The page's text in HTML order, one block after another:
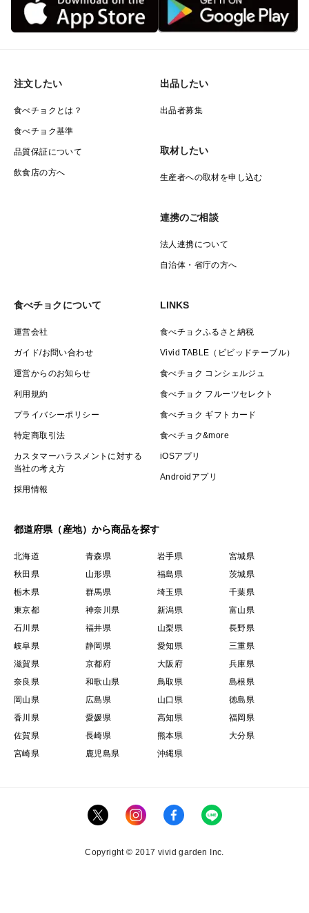
注文したい
食べチョクとは？
食べチョク基準
品質保証について
飲食店の方へ
出品したい
出品者募集
取材したい
生産者への取材を申し込む
連携のご相談
法人連携について
自治体・省庁の方へ
食べチョクについて
運営会社
ガイド/お問い合わせ
運営からのお知らせ
利用規約
プライバシーポリシー
特定商取引法
カスタマーハラスメントに対する
当社の考え方
採用情報
LINKS
食べチョクふるさと納税
Vivid TABLE（ビビッドテーブル）
食べチョク コンシェルジュ
食べチョク フルーツセレクト
食べチョク ギフトカード
食べチョク&more
iOSアプリ
Androidアプリ
都道府県（産地）から商品を探す
北海道 青森県 岩手県
宮城県
秋田県
山形県 福島県
茨城県
栃木県
群馬県 埼玉県
千葉県
東京都
神奈川県 新潟県
富山県
石川県
福井県 山梨県
長野県
岐阜県
静岡県 愛知県
三重県
滋賀県
京都府 大阪府
兵庫県
奈良県
和歌山県 鳥取県
島根県
岡山県
広島県 山口県
徳島県
香川県
愛媛県 高知県
福岡県
佐賀県
長崎県 熊本県
大分県
宮崎県
鹿児島県 沖縄県
Copyright © 2017 vivid garden Inc.